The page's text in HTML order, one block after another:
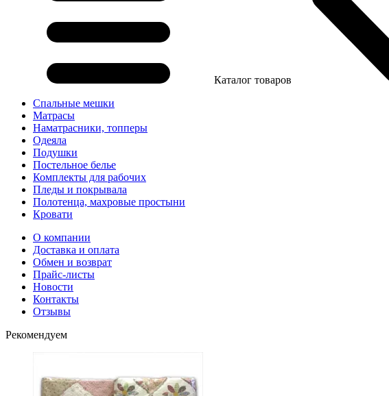
Каталог товаров
Спальные мешки
Матрасы
Наматрасники, топперы
Одеяла
Подушки
Постельное белье
Комплекты для рабочих
Пледы и покрывала
Полотенца, махровые простыни
Кровати
О компании
Доставка и оплата
Обмен и возврат
Прайс-листы
Новости
Контакты
Отзывы
Рекомендуем